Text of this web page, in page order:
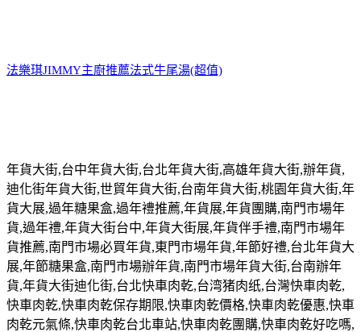
法樂琪JIMMY主廚推薦法式牛尾湯(超值)
年貨大街,台中年貨大街,台北年貨大街,高雄年貨大街,辦年貨,
迪化街年貨大街,世貿年貨大街,台南年貨大街,桃園年貨大街,年
貨大展,過年糖果盒,過年禮推薦,年貨展,年貨團購,南門市場年
貨,過年禮,年貨大街台中,年貨大街展,年貨伴手禮,南門市場年
貨推薦,南門市場必買年貨,東門市場年貨,年節好禮,台北年貨大
展,年節糖果盒,南門市場辦年貨,南門市場年貨大街,台南辦年
貨,年貨大街迪化街,台北快車肉乾,台湾猪肉纸,台灣快車肉乾,
快車肉乾,快車肉乾保存期限,快車肉乾價格,快車肉乾優惠,快車
肉乾元氣條,快車肉乾台北車站,快車肉乾團購,快車肉乾好吃嗎,